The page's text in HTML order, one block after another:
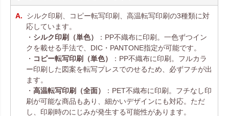
シルク印刷、コピー転写印刷、高温転写印刷の3種類に対
応しています。
・ シルク印刷（単色）
：PP不織布に印刷。一色ずつイン
クを載せる手法で、DIC・PANTONE指定が可能です。
・ コピー転写印刷（単色）
：PP不織布に印刷。フルカラ
ー印刷した図案を転写プレスでのせるため、必ずフチが出
ます。
・ 高温転写印刷（全面）
：PET不織布に印刷。フチなし印
刷が可能な商品もあり、細かいデザインにも対応。ただ
し、印刷時のにじみが発生する可能性があります。